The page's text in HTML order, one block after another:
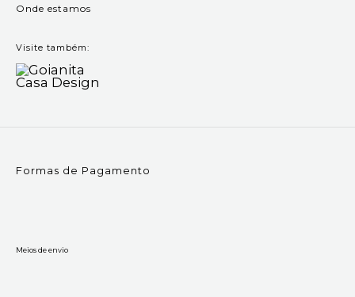
Onde estamos
Visite também:
Formas de Pagamento
Meios de envio